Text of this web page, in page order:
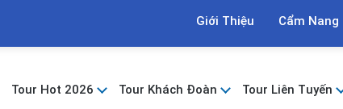
Giới Thiệu Cẩm Nang
Tour Hot 2026 Tour Khách Đoàn Tour Liên Tuyến